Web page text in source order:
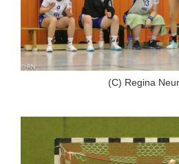
(C) Regina